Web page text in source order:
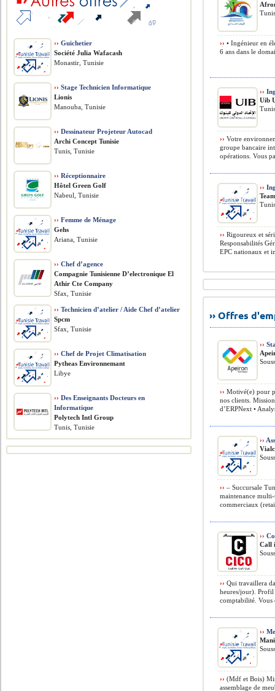
›› • Ingénieur en
6 ans dans le
››
Uib
›› Votre
groupe bancaire
opérations. Vous
››
›› Rigoureux et
Responsabilités
EPC nationaux et
›› Offres
››
›› Motivé(e) pour
nos clients.
d’ERPNext •
››
›› – Succursale
maintenance multi-
commerciaux
››
Call
›› Qui travaillera
heures/jour). Profil
comptabilité. Vous
››
›› (Mdf et Bois)
assemblage de
›› Guichetier
Société Julia Wafacash
Monastir, Tunisie
›› Stage Technicien Informatique
Lionis
Manouba, Tunisie
›› Dessinateur Projeteur Autocad
Archi Concept Tunisie
Tunis, Tunisie
›› Réceptionnaire
Hôtel Green Golf
Nabeul, Tunisie
›› Femme de Ménage
Gehs
Ariana, Tunisie
›› Chef d’agence
Compagnie Tunisienne D’electronique El
Athir Cte Company
Sfax, Tunisie
›› Technicien d’atelier / Aide Chef d’atelier
Spcm
Sfax, Tunisie
›› Chef de Projet Climatisation
Pytheas Environnemant
Libye
›› Des Enseignants Docteurs en
Informatique
Polytech Intl Group
Tunis, Tunisie